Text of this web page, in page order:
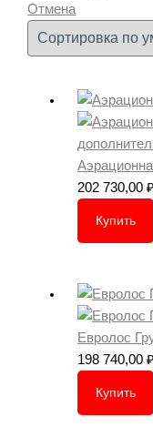
Отмена
202 730,00₽
Купить
Евролос
198 740,00₽
Купить